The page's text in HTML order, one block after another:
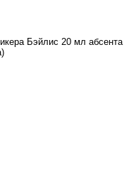
Бэйлис 20 мл абсента